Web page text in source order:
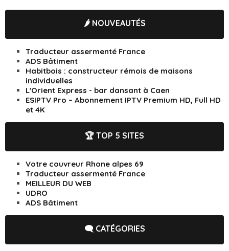
🌶️ NOUVEAUTÉS
Traducteur assermenté France
ADS Bâtiment
Habitbois : constructeur rémois de maisons
individuelles
L'Orient Express - bar dansant à Caen
ESIPTV Pro – Abonnement IPTV Premium HD, Full HD
et 4K
🏆 TOP 5 SITES
Votre couvreur Rhone alpes 69
Traducteur assermenté France
MEILLEUR DU WEB
UDRO
ADS Bâtiment
🗨️ CATÉGORIES